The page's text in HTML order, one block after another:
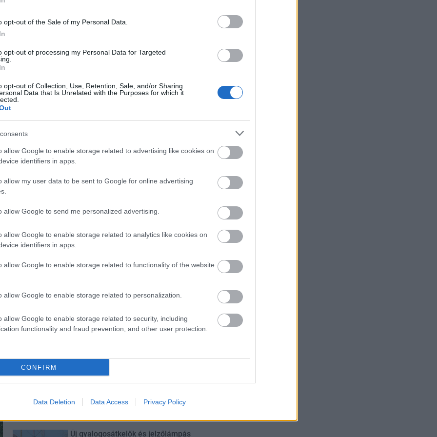
opt-out of the Sale of my Personal Data.
opt-out of processing my Personal Data for Targeted
opt-out of Collection, Use, Retention, Sale, and/or Sharing
Data that Is Unrelated with the Purposes for which it
allow Google to enable storage related to advertising like cookies on
identifiers in apps.
allow my user data to be sent to Google for online advertising
allow Google to send me personalized advertising.
allow Google to enable storage related to analytics like cookies on
identifiers in apps.
allow Google to enable storage related to functionality of the website
allow Google to enable storage related to personalization.
allow Google to enable storage related to security, including
functionality and fraud prevention, and other user protection.
CONFIRM
Data Deletion Data Access Privacy Policy
Kovács Attila
a
szombattól másodfokúra
Új gyalogosátkelők és jelzőlámpás